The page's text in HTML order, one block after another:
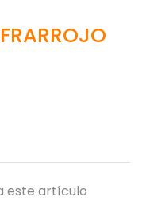
este artículo